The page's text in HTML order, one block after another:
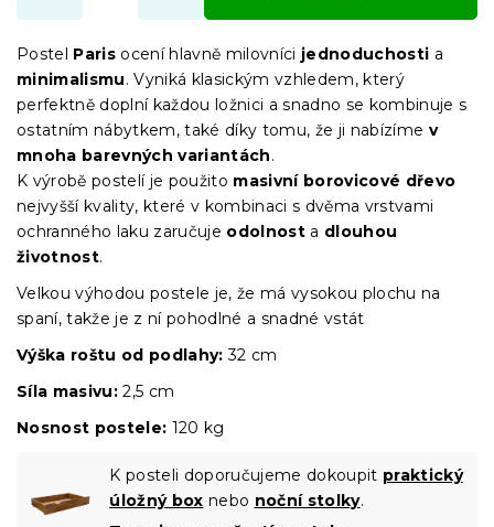
Postel Paris ocení hlavně milovníci jednoduchosti a
minimalismu. Vyniká klasickým vzhledem, který
perfektně doplní každou ložnici a snadno se kombinuje s
ostatním nábytkem, také díky tomu, že ji nabízíme v
mnoha barevných variantách.
K výrobě postelí je použito masivní borovicové dřevo
nejvyšší kvality, které v kombinaci s dvěma vrstvami
ochranného laku zaručuje odolnost a dlouhou
životnost.
Velkou výhodou postele je, že má vysokou plochu na
spaní, takže je z ní pohodlné a snadné vstát
Výška roštu od podlahy:32 cm
Síla masivu: 2,5 cm
Nosnost postele: 120 kg
K posteli doporučujeme dokoupit praktický
úložný box nebo noční stolky.